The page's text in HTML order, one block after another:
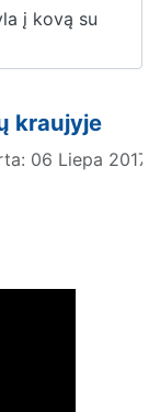
į kovą su
kraujyje
06 Liepa 2017